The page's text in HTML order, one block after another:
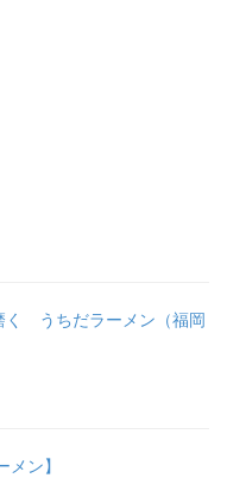
く うちだラーメン（福岡
メン】